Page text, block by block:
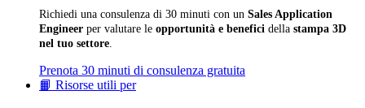
Richiedi una consulenza di 30 minuti con un Sales Application
Engineer per valutare le opportunità e benefici della stampa 3D
nel tuo settore
Prenota 30 minuti di consulenza gratuita
📙 Risorse utili per